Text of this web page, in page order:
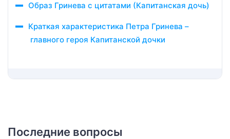
Образ Гринева с цитатами (Капитанская дочь)
Краткая характеристика Петра Гринева –
главного героя Капитанской дочки
Последние вопросы